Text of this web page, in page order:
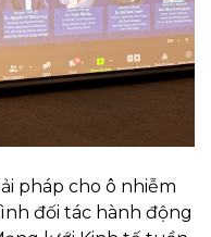
pháp cho ô nhiễm
đối tác hành động